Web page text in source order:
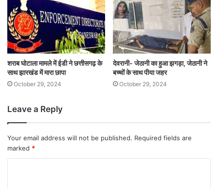
शराब घोटाला मामले में ईडी ने छत्तीसगढ़ के
साथ झारखंड में मारा छापा
October 29, 2024
देवरानी- जेठानी का हुआ झगड़ा, जेठानी ने
बच्चों के साथ पीया जहर
October 29, 2024
Leave a Reply
Your email address will not be published. Required fields are
marked *